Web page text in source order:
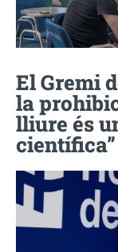
El Gremi
la
lliure és
científica”